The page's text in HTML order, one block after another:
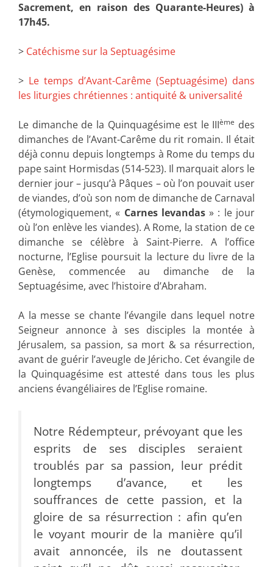
Sacrement, en raison des Quarante-Heures) à
17h45.
> Catéchisme sur la Septuagésime
> Le temps d’Avant-Carême (Septuagésime) dans
les liturgies chrétiennes : antiquité & universalité
Le dimanche de la Quinquagésime est le IIIème des
dimanches de l’Avant-Carême du rit romain. Il était
déjà connu depuis longtemps à Rome du temps du
pape saint Hormisdas (514-523). Il marquait alors le
dernier jour – jusqu’à Pâques – où l’on pouvait user
de viandes, d’où son nom de dimanche de Carnaval
(étymologiquement, « Carnes levandas» : le jour
où l’on enlève les viandes). A Rome, la station de ce
dimanche se célèbre à Saint-Pierre. A l’office
nocturne, l’Eglise poursuit la lecture du livre de la
Genèse, commencée au dimanche de la
Septuagésime, avec l’histoire d’Abraham.
A la messe se chante l’évangile dans lequel notre
Seigneur annonce à ses disciples la montée à
Jérusalem, sa passion, sa mort & sa résurrection,
avant de guérir l’aveugle de Jéricho. Cet évangile de
la Quinquagésime est attesté dans tous les plus
anciens évangéliaires de l’Eglise romaine.
Notre Rédempteur, prévoyant que les
esprits de ses disciples seraient
troublés par sa passion, leur prédit
longtemps d’avance, et les
souffrances de cette passion, et la
gloire de sa résurrection : afin qu’en
le voyant mourir de la manière qu’il
avait annoncée, ils ne doutassent